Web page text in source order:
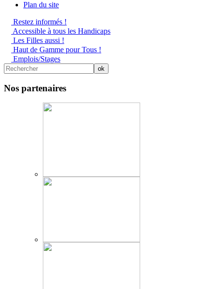
Plan du site
Restez informés !
Accessible à tous les Handicaps
Les Filles aussi !
Haut de Gamme pour Tous !
Emplois/Stages
Nos partenaires